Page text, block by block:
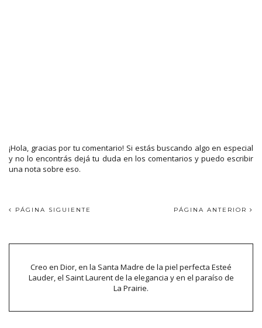
¡Hola, gracias por tu comentario! Si estás buscando algo en especial
y no lo encontrás dejá tu duda en los comentarios y puedo escribir
una nota sobre eso.
PÁGINA SIGUIENTE PÁGINA ANTERIOR
Creo en Dior, en la Santa Madre de la piel perfecta Esteé
Lauder, el Saint Laurent de la elegancia y en el paraíso de
La Prairie.